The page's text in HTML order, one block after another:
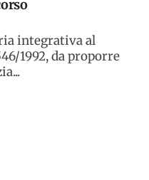
integrativa al
1992, da proporre